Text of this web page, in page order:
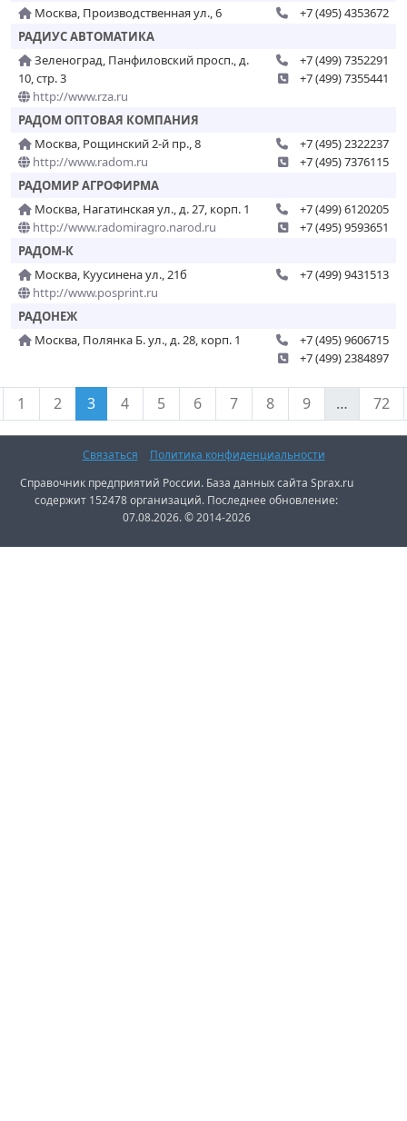
Москва, Производственная ул., 6
+7 (495) 4353672
РАДИУС АВТОМАТИКА
Зеленоград, Панфиловский просп., д.
10, стр. 3
http://www.rza.ru
+7 (499) 7352291
+7 (499) 7355441
РАДОМ ОПТОВАЯ КОМПАНИЯ
Москва, Рощинский 2-й пр., 8
http://www.radom.ru
+7 (495) 2322237
+7 (495) 7376115
РАДОМИР АГРОФИРМА
Москва, Нагатинская ул., д. 27, корп. 1
http://www.radomiragro.narod.ru
+7 (499) 6120205
+7 (495) 9593651
РАДОМ-К
Москва, Куусинена ул., 21б
http://www.posprint.ru
+7 (499) 9431513
РАДОНЕЖ
Москва, Полянка Б. ул., д. 28, корп. 1
+7 (495) 9606715
+7 (499) 2384897
1 2 3 4 5 6 7 8 9 … 72
Связаться
Политика конфиденциальности
Справочник предприятий России. База данных сайта Sprax.ru
содержит 152478 организаций. Последнее обновление:
07.08.2026. © 2014-2026